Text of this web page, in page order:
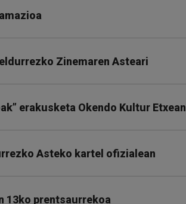
Zinemaren Asteari
erakusketa Okendo Kultur Etxean
Asteko kartel ofizialean
13ko prentsaurrekoa